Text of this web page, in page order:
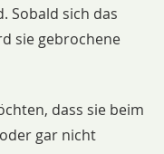
Sobald sich das
sie gebrochene
dass sie beim
gar nicht